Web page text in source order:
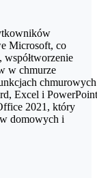
Microsoft, co
w chmurze
Excel i PowerPoint
2021, który
domowych i